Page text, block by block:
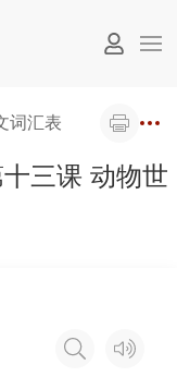
词汇表
三课 动物世